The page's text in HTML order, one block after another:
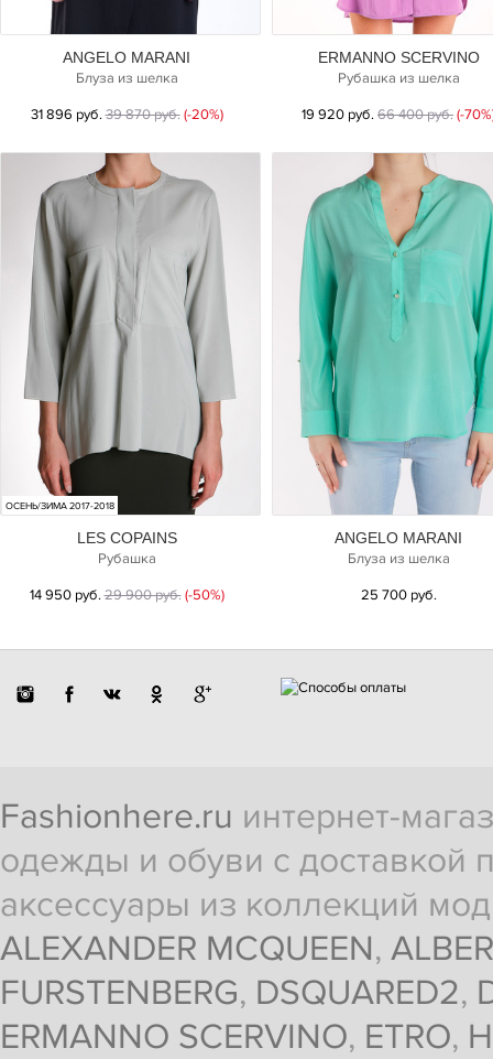
ANGELO MARANI
Блуза из шелка
31 896 руб.39 870 руб. (-20%)
ERMANNO SCERVINO
Рубашка из шелка
19 920 руб.66 400 руб.(-
LES COPAINS
ОСЕНЬ/ЗИМА 2017-2018
Рубашка
14 950 руб.29 900 руб. (-50%)
ANGELO MARANI
Блуза из шелка
25 700 руб.
Fashionhere.ru интернет-
одежды и обуви с доставкой
аксессуары из коллекций
ALEXANDER MCQUEEN,
FURSTENBERG, DSQUARED2,
ERMANNO SCERVINO, ETRO,